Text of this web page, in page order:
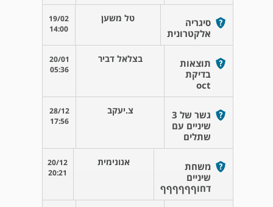
סיגריה
אלקטרונית
טל משען
19/02
14:00
תוצאות
בדיקת
oct
בצלאל דביר
20/01
05:36
גשר של 3
שיניים עם
שתלים
צ.יעקב
28/12
17:56
משחת
שיניים
דחוףףףףףף
אנונימית
20/12
20:21